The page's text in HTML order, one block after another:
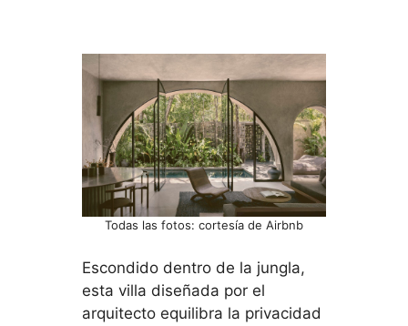
Todas las fotos: cortesía de Airbnb
Escondido dentro de la jungla,
esta villa diseñada por el
arquitecto equilibra la privacidad